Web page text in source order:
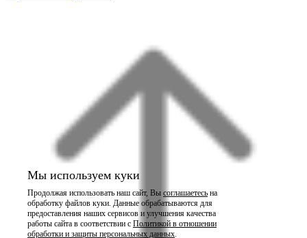
Мы используем куки
Продолжая использовать наш сайт, Вы соглашаетесь на
обработку файлов куки. Данные обрабатываются для
предоставления наших сервисов и улучшения качества
работы сайта в соответствии с Политикой в отношении
обработки и защиты персональных данных.